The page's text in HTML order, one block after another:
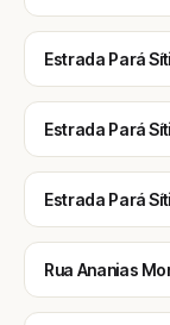
Estrada Pará
Estrada Pará
Estrada Pará
Rua Ananias